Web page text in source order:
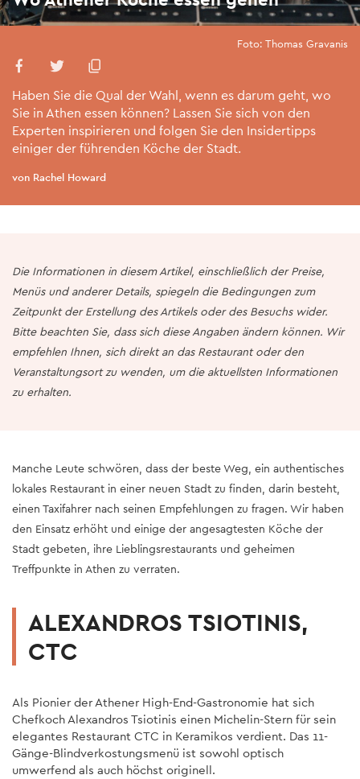
Foto: Thomas Gravanis
Haben Sie die Qual der Wahl, wenn es darum geht, wo
Sie in Athen essen können? Lassen Sie sich von den
Experten inspirieren und folgen Sie den Insidertipps
einiger der führenden Köche der Stadt.
von Rachel Howard
Die Informationen in diesem Artikel, einschließlich der Preise,
Menüs und anderer Details, spiegeln die Bedingungen zum
Zeitpunkt der Erstellung des Artikels oder des Besuchs wider.
Bitte beachten Sie, dass sich diese Angaben ändern können. Wir
empfehlen Ihnen, sich direkt an das Restaurant oder den
Veranstaltungsort zu wenden, um die aktuellsten Informationen
zu erhalten.
Manche Leute schwören, dass der beste Weg, ein authentisches
lokales Restaurant in einer neuen Stadt zu finden, darin besteht,
einen Taxifahrer nach seinen Empfehlungen zu fragen. Wir haben
den Einsatz erhöht und einige der angesagtesten Köche der
Stadt gebeten, ihre Lieblingsrestaurants und geheimen
Treffpunkte in Athen zu verraten.
ALEXANDROS TSIOTINIS,
CTC
Als Pionier der Athener High-End-Gastronomie hat sich
Chefkoch Alexandros Tsiotinis einen Michelin-Stern für sein
elegantes Restaurant CTC in Keramikos verdient. Das 11-
Gänge-Blindverkostungsmenü ist sowohl optisch
umwerfend als auch höchst originell.